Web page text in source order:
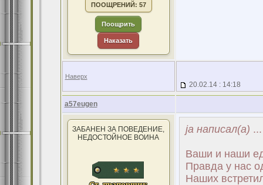
ПООЩРЕНИЙ: 57
Поощрить
Наказать
Наверх
20.02.14 : 14:18
a57eugen
ЗАБАНЕН ЗА ПОВЕДЕНИЕ,
НЕДОСТОЙНОЕ ВОИНА
ja написал(а) ...
Ваши и наши
Правда у нас
Наших